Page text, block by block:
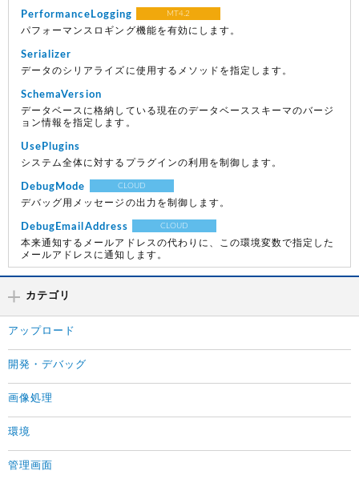
PerformanceLogging MT4.2
パフォーマンスロギング機能を有効にします。
Serializer
データのシリアライズに使用するメソッドを指定します。
SchemaVersion
データベースに格納している現在のデータベーススキーマのバージ
ョン情報を指定します。
UsePlugins
システム全体に対するプラグインの利用を制御します。
DebugMode CLOUD
デバッグ用メッセージの出力を制御します。
DebugEmailAddress CLOUD
本来通知するメールアドレスの代わりに、この環境変数で指定した
メールアドレスに通知します。
カテゴリ
アップロード
開発・デバッグ
画像処理
環境
管理画面